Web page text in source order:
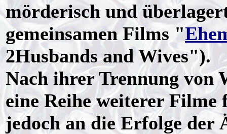
mörderisch und
gemeinsamen Films "
2Husbands and Wives").
Nach ihrer Trennung von
eine Reihe weiterer
jedoch an die Erfolge